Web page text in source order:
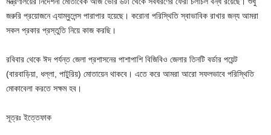
জরুরি প্রয়োজনে এ্যাম্বুলেন্স পারাপার হয়েছে। করোনা পরিস্থিতি স্বাভাবিক রাখার জন্য আমরা
সকল প্রকার প্রস্তুতি নিয়ে কাজ করছি।
রবিবার থেকে ঈদ পর্যন্ত জেলা প্রশাসনের পাশাপাশি বিজিবিও জেলার তিনটি বর্ডার পয়েন্ট
(বারবাড়িয়া, ধল্লা, পাটুরিয়) মোতায়েন থাকবে। এতে করে আমরা আরো সফলভাবে পরিস্থিতি
মোকাবেলা করতে সক্ষম হব।
সূত্রঃ ইত্তেফাক